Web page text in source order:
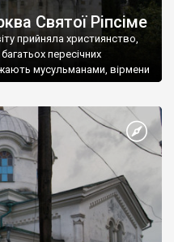
Святої Ріпсіме
прийняла християнство,
пересічних
мусульманами, вірмени